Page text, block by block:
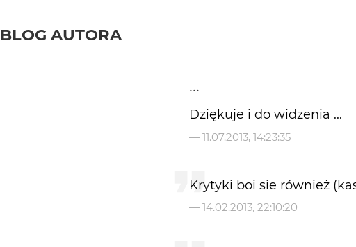
BLOG AUTORA
...
Dziękuje i do widzenia ...
— 11.07.2013, 14:23:35
Krytyki boi sie również
— 14.02.2013, 22:10:20